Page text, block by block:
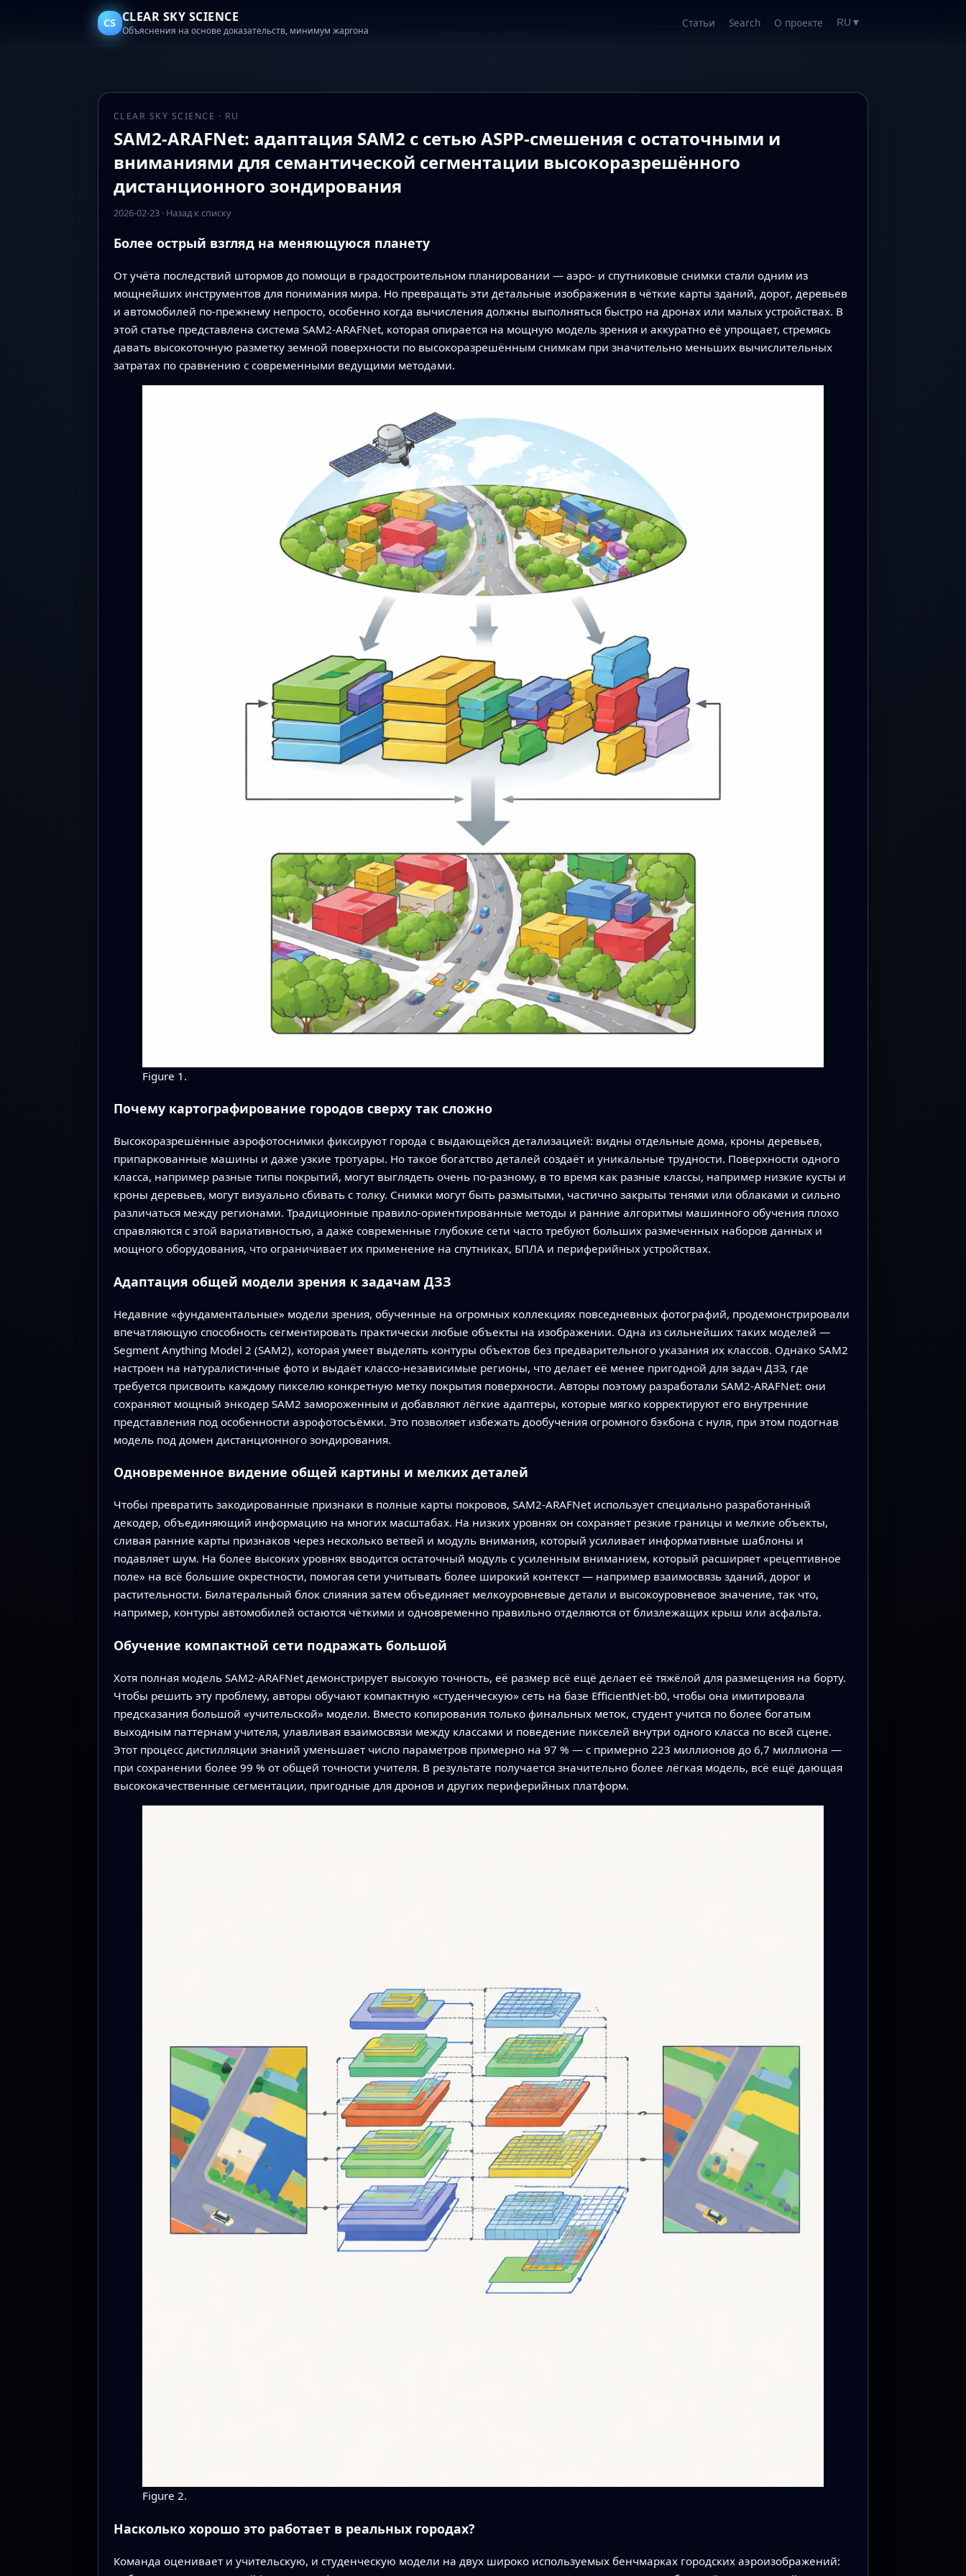
CS CLEAR SKY SCIENCE
Объяснения на основе доказательств, минимум жаргона
Статьи Search О проекте RU ▼
CLEAR SKY SCIENCE · RU
SAM2-ARAFNet: адаптация SAM2 с сетью ASPP‑смешения с остаточными и
вниманиями для семантической сегментации высокоразрешённого
дистанционного зондирования
2026-02-23· Назад к списку
Более острый взгляд на меняющуюся планету
От учёта последствий штормов до помощи в градостроительном планировании — аэро- и спутниковые снимки стали одним из
мощнейших инструментов для понимания мира. Но превращать эти детальные изображения в чёткие карты зданий, дорог, деревьев
и автомобилей по‑прежнему непросто, особенно когда вычисления должны выполняться быстро на дронах или малых устройствах. В
этой статье представлена система SAM2‑ARAFNet, которая опирается на мощную модель зрения и аккуратно её упрощает, стремясь
давать высокоточную разметку земной поверхности по высокоразрешённым снимкам при значительно меньших вычислительных
затратах по сравнению с современными ведущими методами.
Figure 1.
Почему картографирование городов сверху так сложно
Высокоразрешённые аэрофотоснимки фиксируют города с выдающейся детализацией: видны отдельные дома, кроны деревьев,
припаркованные машины и даже узкие тротуары. Но такое богатство деталей создаёт и уникальные трудности. Поверхности одного
класса, например разные типы покрытий, могут выглядеть очень по‑разному, в то время как разные классы, например низкие кусты и
кроны деревьев, могут визуально сбивать с толку. Снимки могут быть размытыми, частично закрыты тенями или облаками и сильно
различаться между регионами. Традиционные правило‑ориентированные методы и ранние алгоритмы машинного обучения плохо
справляются с этой вариативностью, а даже современные глубокие сети часто требуют больших размеченных наборов данных и
мощного оборудования, что ограничивает их применение на спутниках, БПЛА и периферийных устройствах.
Адаптация общей модели зрения к задачам ДЗЗ
Недавние «фундаментальные» модели зрения, обученные на огромных коллекциях повседневных фотографий, продемонстрировали
впечатляющую способность сегментировать практически любые объекты на изображении. Одна из сильнейших таких моделей —
Segment Anything Model 2 (SAM2), которая умеет выделять контуры объектов без предварительного указания их классов. Однако SAM2
настроен на натуралистичные фото и выдаёт классо‑независимые регионы, что делает её менее пригодной для задач ДЗЗ, где
требуется присвоить каждому пикселю конкретную метку покрытия поверхности. Авторы поэтому разработали SAM2‑ARAFNet: они
сохраняют мощный энкодер SAM2 замороженным и добавляют лёгкие адаптеры, которые мягко корректируют его внутренние
представления под особенности аэрофотосъёмки. Это позволяет избежать дообучения огромного бэкбона с нуля, при этом подогнав
модель под домен дистанционного зондирования.
Одновременное видение общей картины и мелких деталей
Чтобы превратить закодированные признаки в полные карты покровов, SAM2‑ARAFNet использует специально разработанный
декодер, объединяющий информацию на многих масштабах. На низких уровнях он сохраняет резкие границы и мелкие объекты,
сливая ранние карты признаков через несколько ветвей и модуль внимания, который усиливает информативные шаблоны и
подавляет шум. На более высоких уровнях вводится остаточный модуль с усиленным вниманием, который расширяет «рецептивное
поле» на всё большие окрестности, помогая сети учитывать более широкий контекст — например взаимосвязь зданий, дорог и
растительности. Билатеральный блок слияния затем объединяет мелкоуровневые детали и высокоуровневое значение, так что,
например, контуры автомобилей остаются чёткими и одновременно правильно отделяются от близлежащих крыш или асфальта.
Обучение компактной сети подражать большой
Хотя полная модель SAM2‑ARAFNet демонстрирует высокую точность, её размер всё ещё делает её тяжёлой для размещения на борту.
Чтобы решить эту проблему, авторы обучают компактную «студенческую» сеть на базе EfficientNet‑b0, чтобы она имитировала
предсказания большой «учительской» модели. Вместо копирования только финальных меток, студент учится по более богатым
выходным паттернам учителя, улавливая взаимосвязи между классами и поведение пикселей внутри одного класса по всей сцене.
Этот процесс дистилляции знаний уменьшает число параметров примерно на 97 % — с примерно 223 миллионов до 6,7 миллиона —
при сохранении более 99 % от общей точности учителя. В результате получается значительно более лёгкая модель, всё ещё дающая
высококачественные сегментации, пригодные для дронов и других периферийных платформ.
Figure 2.
Насколько хорошо это работает в реальных городах?
Команда оценивает и учительскую, и студенческую модели на двух широко используемых бенчмарках городских аэроизображений: